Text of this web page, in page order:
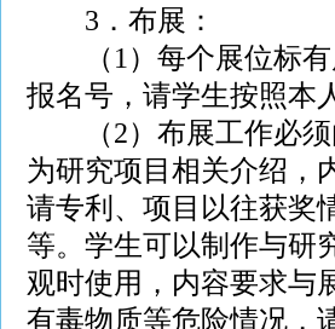
3．布展：
（1）每个展位标有
报名号，请学生按照本
（2）布展工作必须
为研究项目相关介绍，
请专利、项目以往获奖
等。学生可以制作与研
观时使用，内容要求与
有毒物质等危险情况，